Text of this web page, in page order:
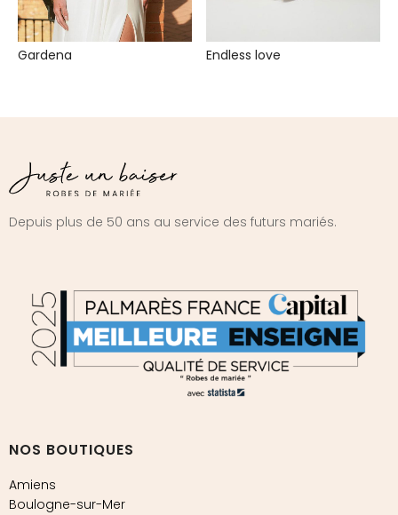
Gardena Endless love
Depuis plus de 50 ans au service des futurs mariés.
NOS BOUTIQUES
Amiens
Boulogne-sur-Mer